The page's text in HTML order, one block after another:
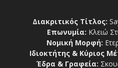
Διακριτικός Τίτλος:
Επωνυμία: Κλειώ
Νομική Μορφή:
Ιδιοκτήτης & Κύριος
Έδρα & Γραφεία: